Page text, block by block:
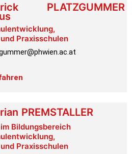
PLATZGUMMER
Praxisschulen
PREMSTALLER
Bildungsbereich
Praxisschulen